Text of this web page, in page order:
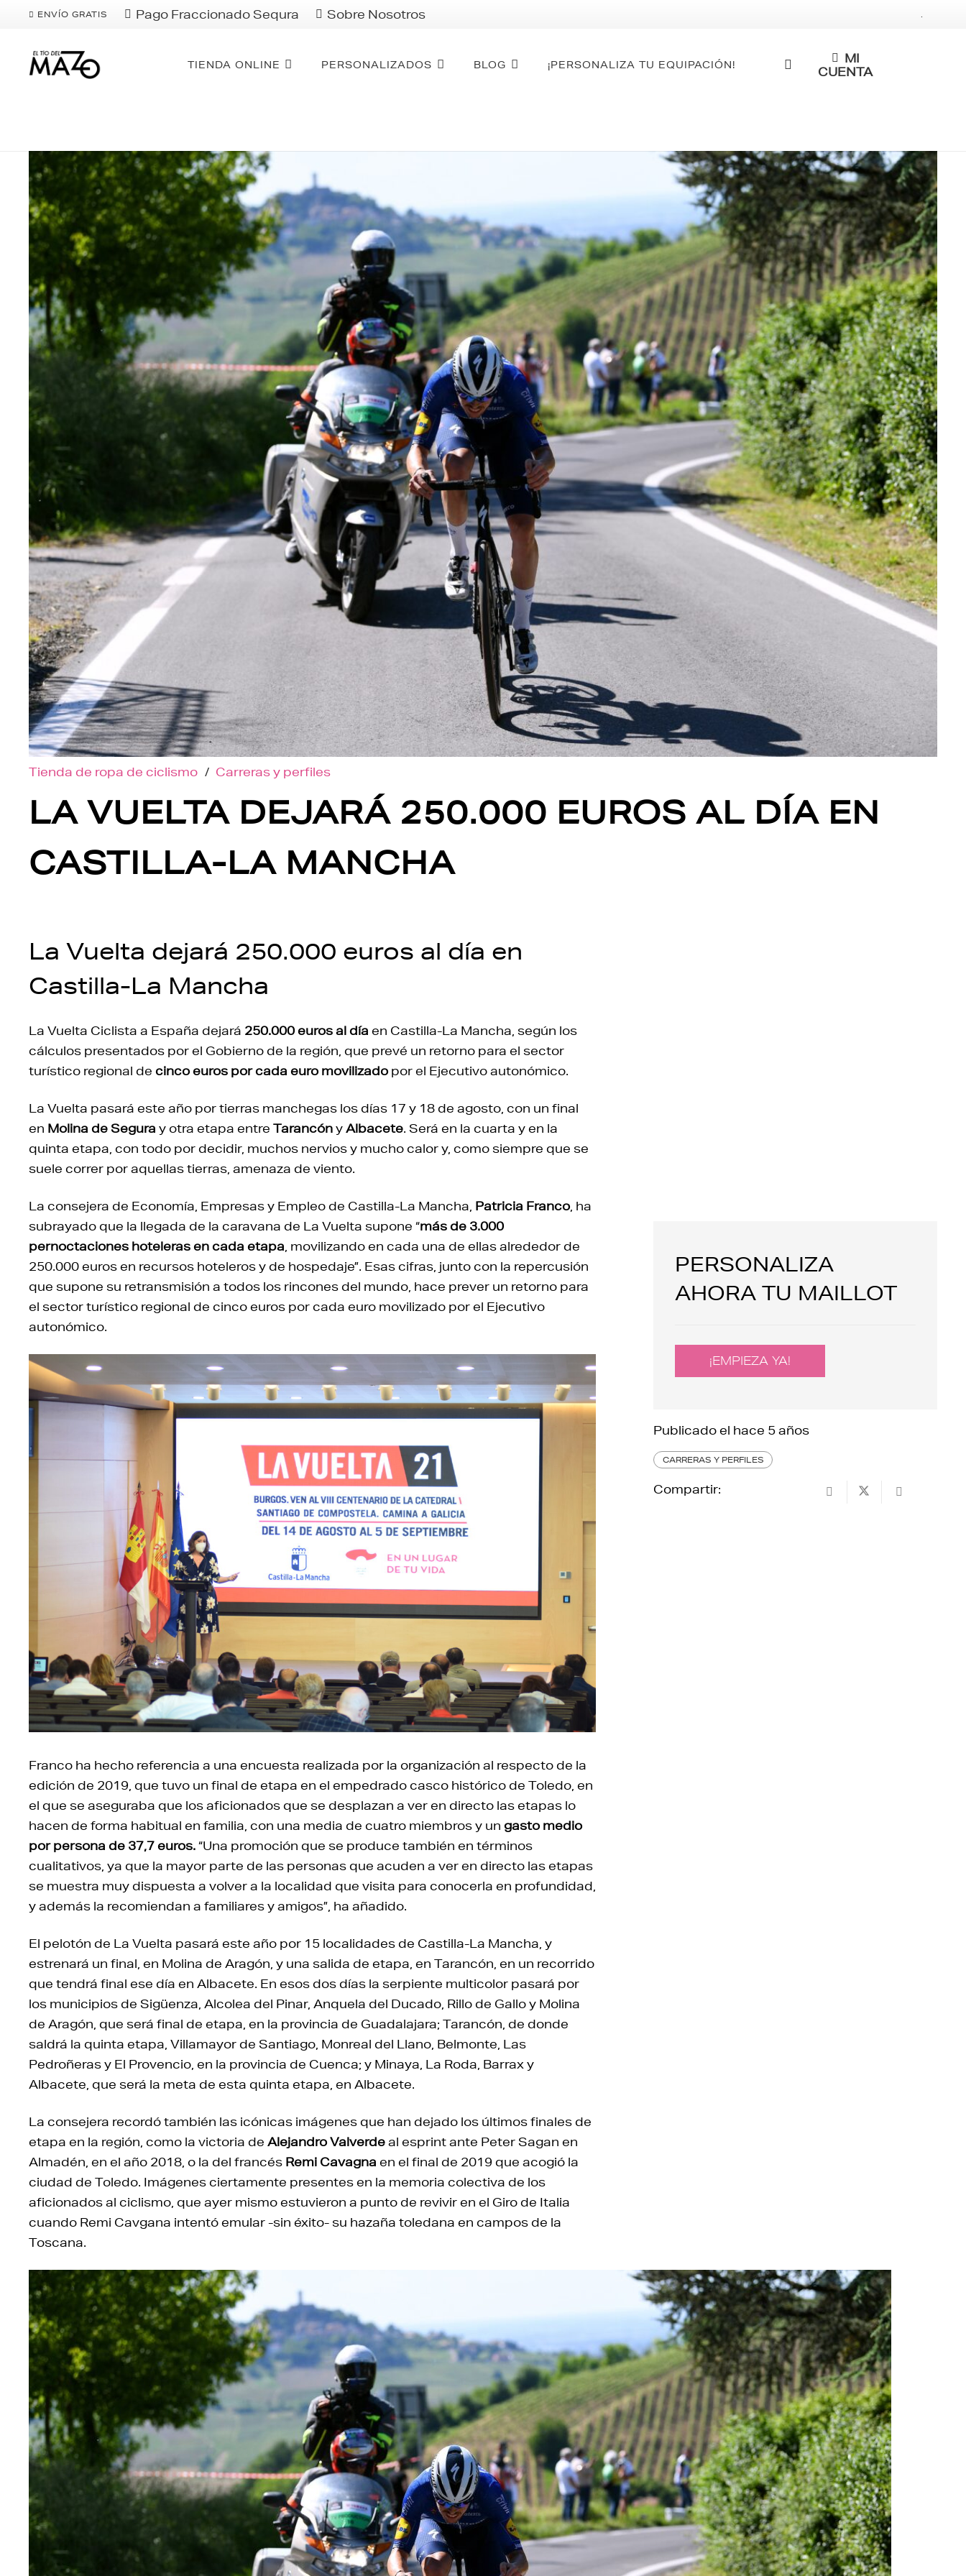
ENVÍO GRATIS Pago Fraccionado Sequra Sobre Nosotros .
TIENDA ONLINE PERSONALIZADOS BLOG ¡PERSONALIZA TU EQUIPACIÓN!
MI
CUENTA
Tienda de ropa de ciclismo / Carreras y perfiles
LA VUELTA DEJARÁ 250.000 EUROS AL DÍA EN
CASTILLA-LA MANCHA
La Vuelta dejará 250.000 euros al día en
Castilla-La Mancha
La Vuelta Ciclista a España dejará 250.000 euros al día en Castilla-La Mancha, según los
cálculos presentados por el Gobierno de la región, que prevé un retorno para el sector
turístico regional de cinco euros por cada euro movilizado por el Ejecutivo autonómico.
La Vuelta pasará este año por tierras manchegas los días 17 y 18 de agosto, con un final
en Molina de Segura y otra etapa entre TarancónyAlbacete. Será en la cuarta y en la
quinta etapa, con todo por decidir, muchos nervios y mucho calor y, como siempre que se
suele correr por aquellas tierras, amenaza de viento.
La consejera de Economía, Empresas y Empleo de Castilla-La Mancha, Patricia Franco, ha
subrayado que la llegada de la caravana de La Vuelta supone “más de 3.000
pernoctaciones hotelerasen cada etapa, movilizando en cada una de ellas alrededor de
250.000 euros en recursos hoteleros y de hospedaje”. Esas cifras, junto con la repercusión
que supone su retransmisión a todos los rincones del mundo, hace prever un retorno para
el sector turístico regional de cinco euros por cada euro movilizado por el Ejecutivo
autonómico.
Franco ha hecho referencia a una encuesta realizada por la organización al respecto de la
edición de 2019, que tuvo un final de etapa en el empedrado casco histórico de Toledo, en
el que se aseguraba que los aficionados que se desplazan a ver en directo las etapas lo
hacen de forma habitual en familia, con una media de cuatro miembros y un gasto medio
por persona de 37,7 euros.“Una promoción que se produce también en términos
cualitativos, ya que la mayor parte de las personas que acuden a ver en directo las etapas
se muestra muy dispuesta a volver a la localidad que visita para conocerla en profundidad,
y además la recomiendan a familiares y amigos”, ha añadido.
El pelotón de La Vuelta pasará este año por 15 localidades de Castilla-La Mancha, y
estrenará un final, en Molina de Aragón, y una salida de etapa, en Tarancón, en un recorrido
que tendrá final ese día en Albacete. En esos dos días la serpiente multicolor pasará por
los municipios de Sigüenza, Alcolea del Pinar, Anquela del Ducado, Rillo de Gallo y Molina
de Aragón, que será final de etapa, en la provincia de Guadalajara; Tarancón, de donde
saldrá la quinta etapa, Villamayor de Santiago, Monreal del Llano, Belmonte, Las
Pedroñeras y El Provencio, en la provincia de Cuenca; y Minaya, La Roda, Barrax y
Albacete, que será la meta de esta quinta etapa, en Albacete.
La consejera recordó también las icónicas imágenes que han dejado los últimos finales de
etapa en la región, como la victoria de Alejandro Valverdeal esprint ante Peter Sagan en
Almadén, en el año 2018, o la del francés Remi Cavagna en el final de 2019 que acogió la
ciudad de Toledo. Imágenes ciertamente presentes en la memoria colectiva de los
aficionados al ciclismo, que ayer mismo estuvieron a punto de revivir en el Giro de Italia
cuando Remi Cavgana intentó emular -sin éxito- su hazaña toledana en campos de la
Toscana.
PERSONALIZA
AHORA TU MAILLOT
¡EMPIEZA YA!
Publicado el hace 5 años
CARRERAS Y PERFILES
Compartir: